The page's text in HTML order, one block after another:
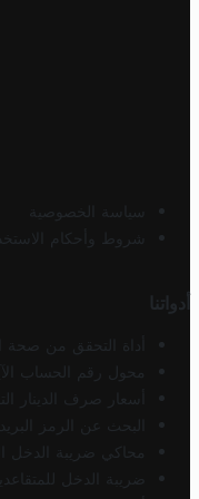
سياسة الخصوصية
شروط وأحكام
أدواتنا
أداة التحقق من صحة
محول رقم الحساب
أسعار صرف الدينار
البحث عن الرمز
محاكي ضريبة الدخل
ضريبة الدخل